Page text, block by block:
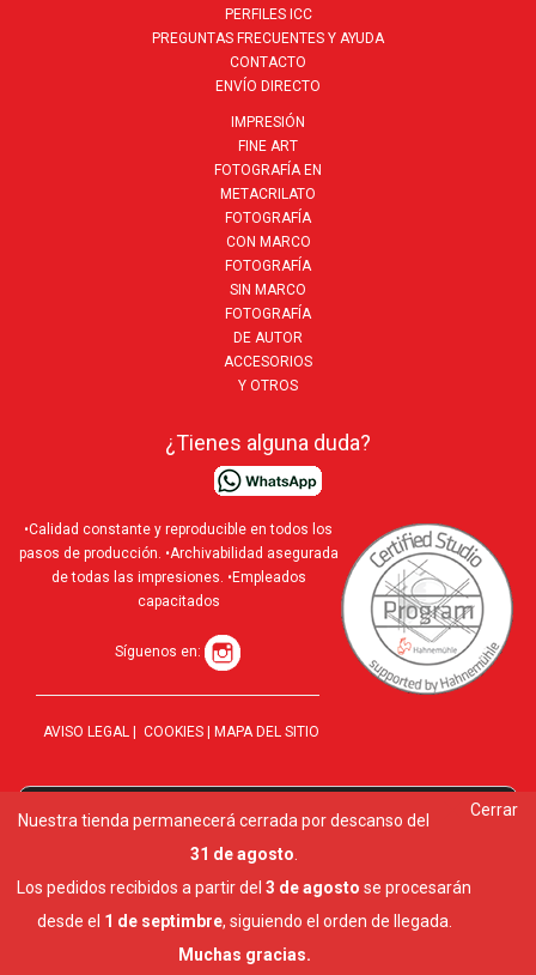
PERFILES ICC
PREGUNTAS FRECUENTES Y AYUDA
CONTACTO
ENVÍO DIRECTO
IMPRESIÓN
FINE ART
FOTOGRAFÍA EN
METACRILATO
FOTOGRAFÍA
CON MARCO
FOTOGRAFÍA
SIN MARCO
FOTOGRAFÍA
DE AUTOR
ACCESORIOS
Y OTROS
¿Tienes alguna duda?
•Calidad constante y reproducible en todos los
pasos de producción. •Archivabilidad asegurada
de todas las impresiones. •Empleados
capacitados
Síguenos en:
AVISO LEGAL | COOKIES | MAPA DEL SITIO
Cerrar
Nuestra tienda permanecerá cerrada por descanso del
31 de agosto
Los pedidos recibidos a partir del 3 de agosto se procesarán
desde el 1 de septimbre, siguiendo el orden de llegada.
Muchas gracias.
Utilizamos cookies para ofrecerte la mejor experiencia en
Puedes aprender más sobre qué cookies utilizamos o
desactivarlas en los ajustes.
Aceptar Ajustes Cerrar el banner de cookies RGPD